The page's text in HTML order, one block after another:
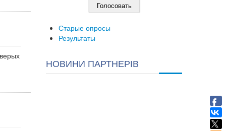
Старые опросы
Результаты
НОВИНИ ПАРТНЕРІВ